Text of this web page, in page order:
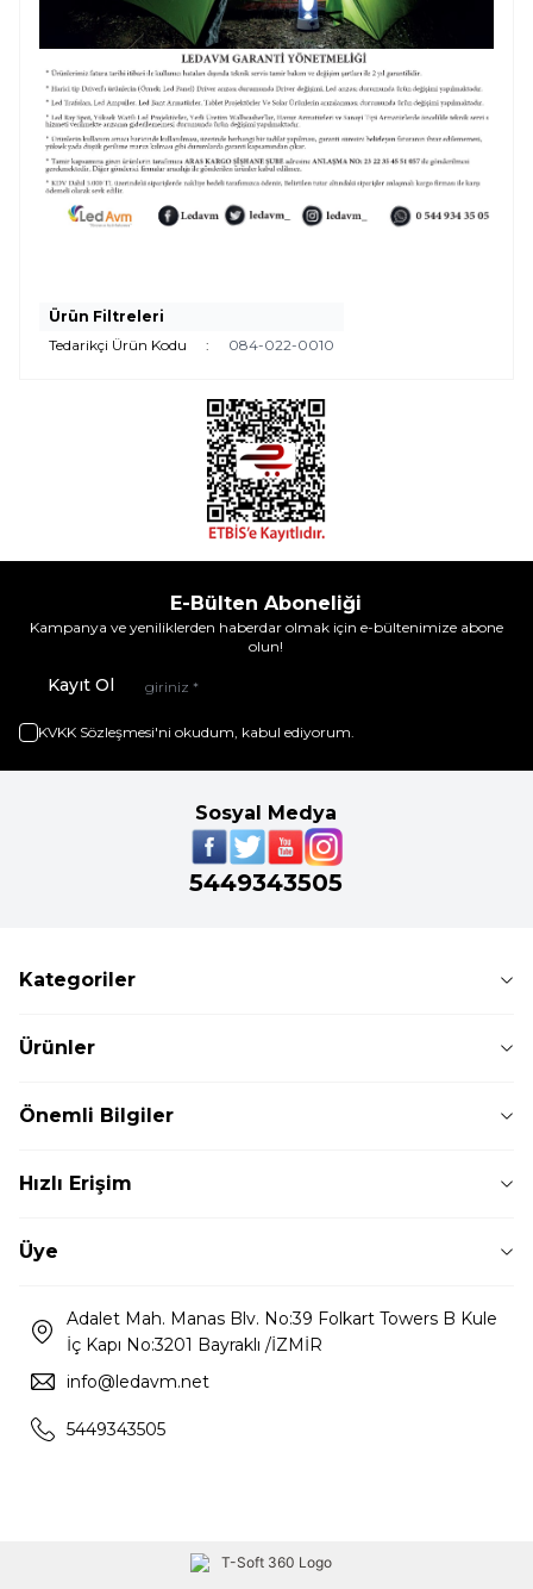
Ürün Filtreleri
Tedarikçi Ürün Kodu
: 084-022-0010
E-Bülten Aboneliği
Kampanya ve yeniliklerden haberdar olmak için e-bültenimize abone
olun!
Kayıt Ol
KVKK Sözleşmesi'ni okudum, kabul ediyorum.
Sosyal Medya
5449343505
Kategoriler
Ürünler
Önemli Bilgiler
Hızlı Erişim
Üye
Adalet Mah. Manas Blv. No:39 Folkart Towers B Kule
İç Kapı No:3201 Bayraklı /İZMİR
info@ledavm.net
5449343505